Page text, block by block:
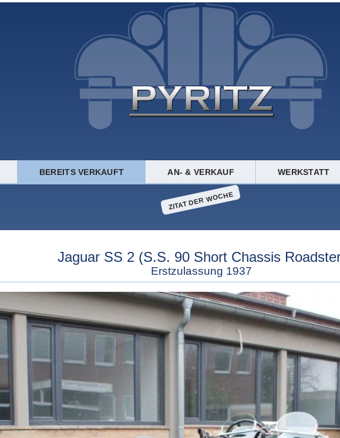
BEREITS VERKAUFT AN- & VERKAUF WERKSTATT
ZITAT DER WOCHE
Jaguar SS 2 (S.S. 90 Short Chassis
Erstzulassung 1937